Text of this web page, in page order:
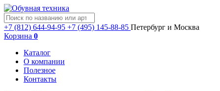
+7 (812) 644-94-95 +7 (495) 145-88-85 Петербург и Москва
Корзина 0
Каталог
О компании
Полезное
Контакты